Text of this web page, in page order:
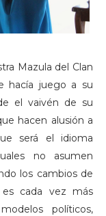
Mazula del Clan
hacía juego a su
el vaivén de su
hacen alusión a
será el idioma
no asumen
los cambios de
cada vez más
políticos,